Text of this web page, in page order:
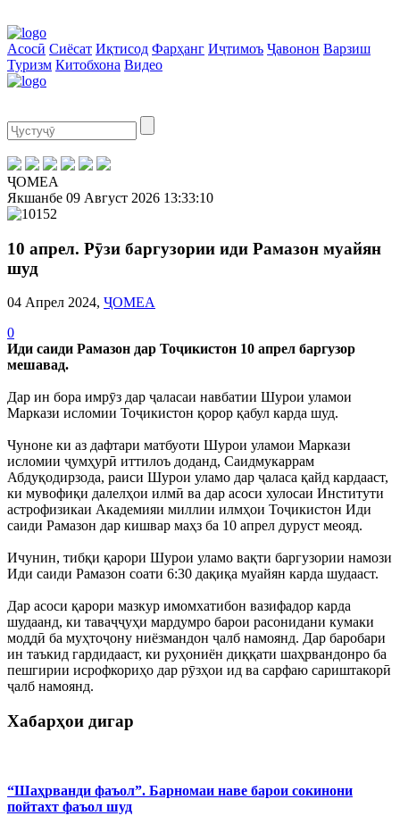
Асосӣ Сиёсат Иқтисод Фарҳанг Иҷтимоъ Ҷавонон Варзиш
Туризм Китобхона Видео
ҶОМЕА
Якшанбе 09 Август 2026 13:33:11
10 апрел. Рӯзи баргузории иди Рамазон муайян
шуд
04 Апрел 2024, ҶОМЕА
0
Иди саиди Рамазон дар Тоҷикистон 10 апрел баргузор
мешавад.
Дар ин бора имрӯз дар ҷаласаи навбатии Шурои уламои
Маркази исломии Тоҷикистон қорор қабул карда шуд.
Чуноне ки аз дафтари матбуоти Шурои уламои Маркази
исломии ҷумҳурӣ иттилоъ доданд, Саидмукаррам
Абдуқодирзода, раиси Шурои уламо дар ҷаласа қайд кардааст,
ки мувофиқи далелҳои илмӣ ва дар асоси хулосаи Институти
астрофизикаи Академияи миллии илмҳои Тоҷикистон Иди
саиди Рамазон дар кишвар маҳз ба 10 апрел дуруст меояд.
Ичунин, тибқи қарори Шурои уламо вақти баргузории намози
Иди саиди Рамазон соати 6:30 дақиқа муайян карда шудааст.
Дар асоси қарори мазкур имомхатибон вазифадор карда
шудаанд, ки таваҷҷуҳи мардумро барои расонидани кумаки
моддӣ ба муҳтоҷону ниёзмандон ҷалб намоянд. Дар баробари
ин таъкид гардидааст, ки руҳониён диққати шаҳрвандонро ба
пешгирии исрофкориҳо дар рӯзҳои ид ва сарфаю сариштакорӣ
ҷалб намоянд.
Хабарҳои дигар
“Шаҳрванди фаъол”. Барномаи наве барои сокинони
пойтахт фаъол шуд